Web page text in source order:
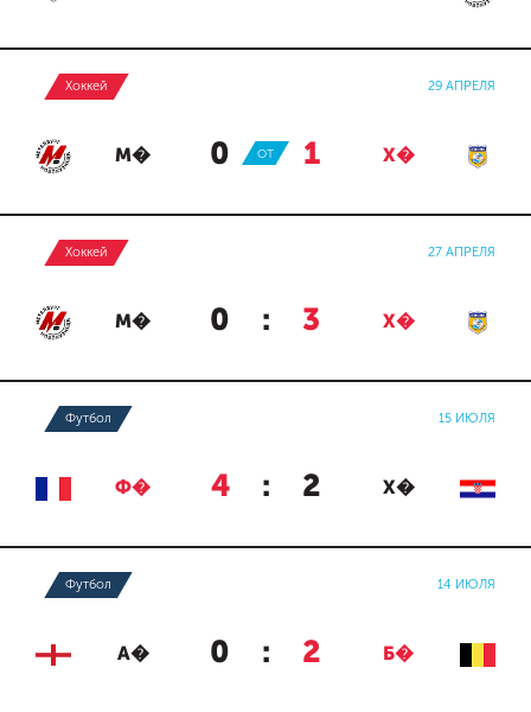
Хоккей 29 АПРЕЛЯ
М� 0 : 1 Х�
ОТ
Хоккей 27 АПРЕЛЯ
М� 0 : 3 Х�
Футбол 15 ИЮЛЯ
Ф� 4 : 2 Х�
Футбол 14 ИЮЛЯ
А� 0 : 2 Б�